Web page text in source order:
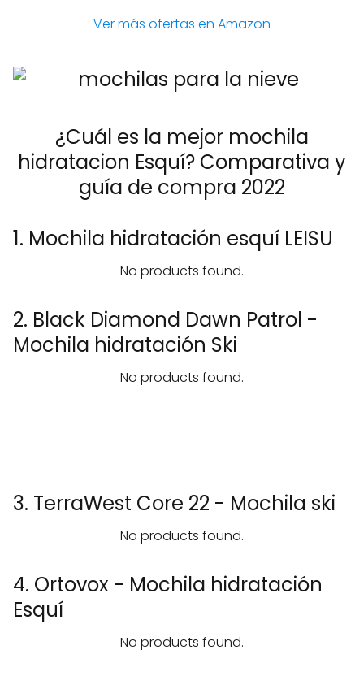
Ver más ofertas en Amazon
¿Cuál es la mejor mochila
hidratacion Esquí? Comparativa y
guía de compra 2022
1. Mochila hidratación esquí LEISU
No products found.
2. Black Diamond Dawn Patrol -
Mochila hidratación Ski
No products found.
3. TerraWest Core 22 - Mochila ski
No products found.
4. Ortovox - Mochila hidratación
Esquí
No products found.